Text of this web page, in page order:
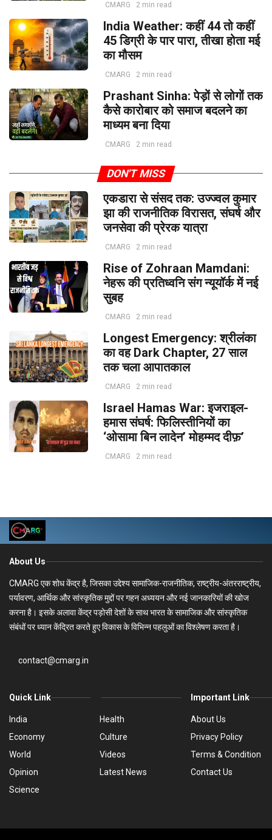
CMARG 2 min read
India Weather: कहीं 44 तो कहीं
45 डिग्री के पार पारा, तीखा होता मई
का मौसम
CMARG 2 min read
Prashant Sinha: पेड़ों से लोगों तक
कैसे कारोबार को समाज बदलने का
माध्यम बना दिया
CMARG 2 min read
DON'T MISS
एकडारा से संसद तक: उज्ज्वल कुमार
झा की राजनीतिक विरासत, संघर्ष और
जनसेवा की प्रेरक यात्रा
CMARG 2 min read
Rise of Zohraan Mamdani:
नेहरू की प्रतिध्वनि संग न्यूयॉर्क में नई
सुबह
CMARG 2 min read
Longest Emergency: श्रीलंका
का वह Dark Chapter, 27 साल
तक चला आपातकाल
CMARG 2 min read
Israel Hamas War: इजराइल-
हमास संघर्ष: फिलिस्तीनियों का
‘ओसामा बिन लादेन’ मोहम्मद दीफ़’
CMARG 2 min read
About Us
CMARG एक शोध केंद्र है, जिसका उद्देश्य सामाजिक-राजनीतिक, राष्ट्रीय-अंतरराष्ट्रीय,
पर्यावरण, आर्थिक और सांस्कृतिक मुद्दों पर गहन अध्ययन और नई जानकारियों की खोज
करना है। इसके अलावा केंद्र पड़ोसी देशों के साथ भारत के सामाजिक और सांस्कृतिक
संबंधों पर ध्यान केंद्रित करते हुए विकास के विभिन्न पहलुओं का विश्लेषण करता है।
contact@cmarg.in
Quick Link
India
Economy
World
Opinion
Science
Health
Culture
Videos
Latest News
Important Link
About Us
Privacy Policy
Terms & Condition
Contact Us